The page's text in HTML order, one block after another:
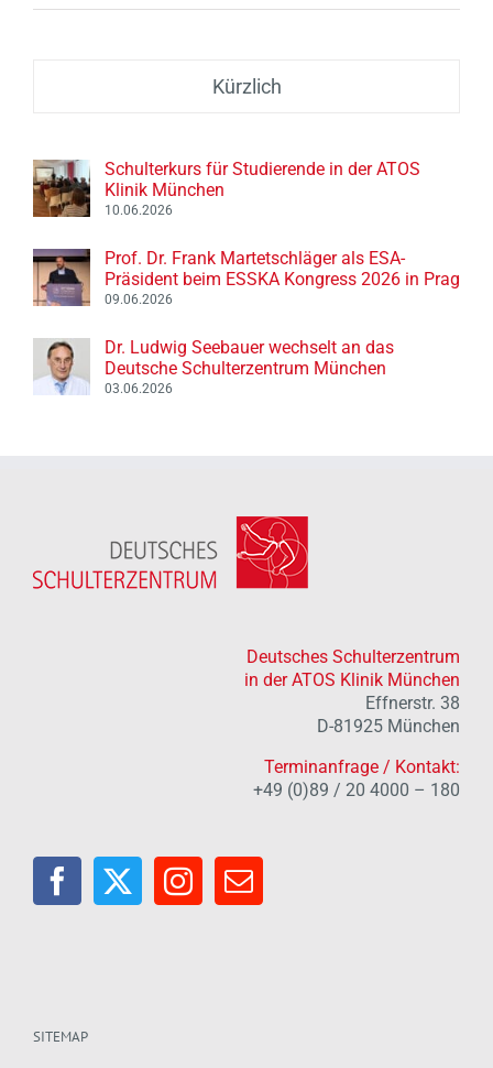
Kürzlich
Schulterkurs für Studierende in der ATOS
Klinik München
10.06.2026
Prof. Dr. Frank Martetschläger als ESA-
Präsident beim ESSKA Kongress 2026 in Prag
09.06.2026
Dr. Ludwig Seebauer wechselt an das
Deutsche Schulterzentrum München
03.06.2026
Deutsches Schulterzentrum
in der ATOS Klinik München
Effnerstr. 38
D-81925 München
Terminanfrage / Kontakt:
+49 (0)89 / 20 4000 – 180
SITEMAP